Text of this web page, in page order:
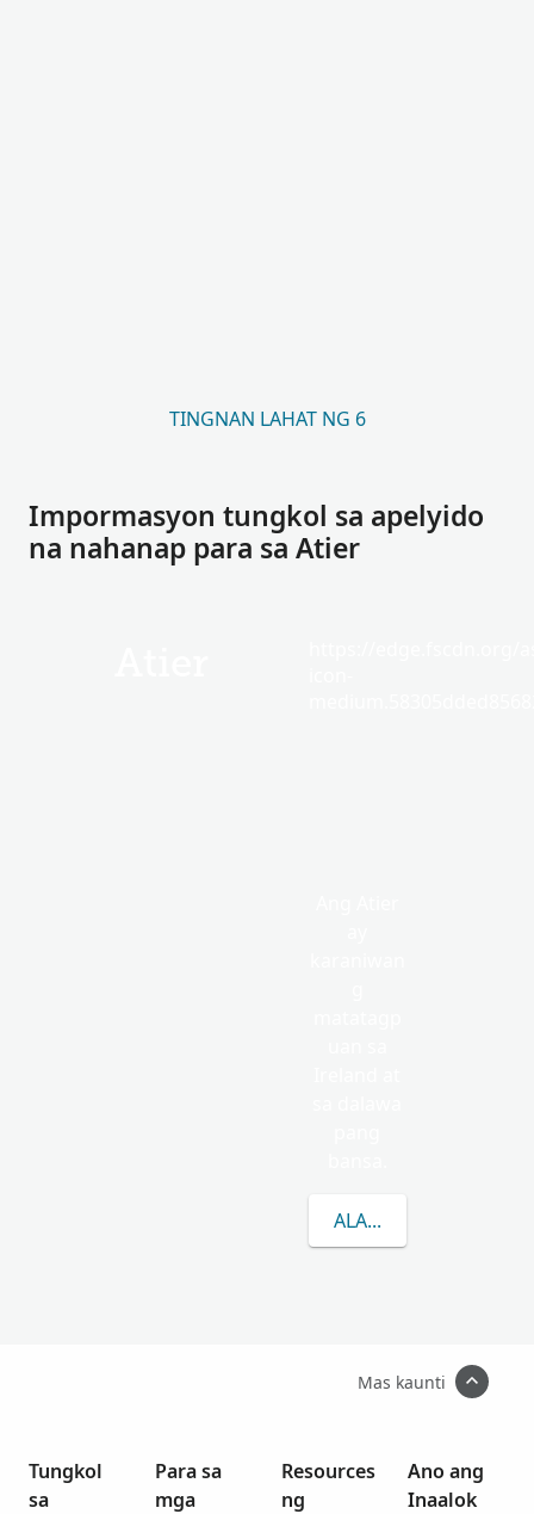
TINGNAN LAHAT NG 6
Impormasyon tungkol sa apelyido
na nahanap para sa Atier
ALAMIN PA ANG
Mas kaunti
Tungkol
sa
Para sa
mga
Resources
ng
Ano ang
Inaalok